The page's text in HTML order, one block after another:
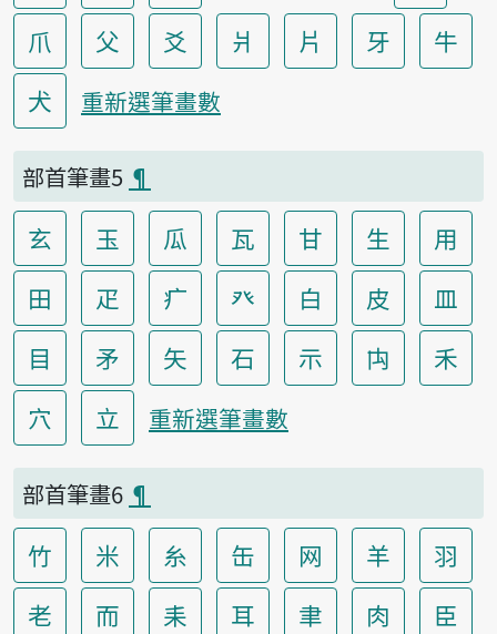
爪
父 爻 爿 片 牙
牛
犬
重新選筆畫數
部首筆畫5 ¶
玄 玉 瓜 瓦 甘 生
用
田
疋 疒 癶 白 皮
皿
目
矛 矢 石 示 禸
禾
穴
立 重新選筆畫數
部首筆畫6 ¶
竹 米 糸 缶 网 羊
羽
老
而 耒 耳 聿 肉
臣